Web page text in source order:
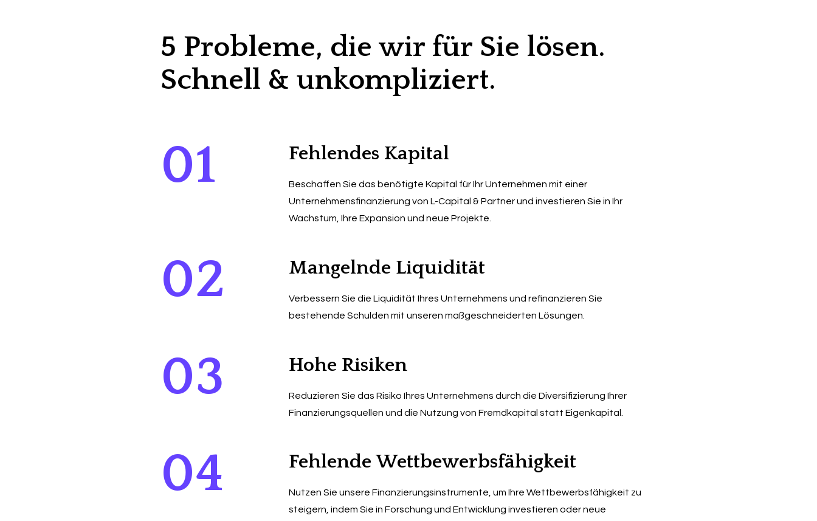
5 Probleme, die wir für Sie lösen.
Schnell & unkompliziert.
01 Fehlendes Kapital
Beschaffen Sie das benötigte Kapital für Ihr Unternehmen mit einer
Unternehmensfinanzierung von L-Capital & Partner und investieren Sie in Ihr
Wachstum, Ihre Expansion und neue Projekte.
02 Mangelnde Liquidität
Verbessern Sie die Liquidität Ihres Unternehmens und refinanzieren Sie
bestehende Schulden mit unseren maßgeschneiderten Lösungen.
03 Hohe Risiken
Reduzieren Sie das Risiko Ihres Unternehmens durch die Diversifizierung Ihrer
Finanzierungsquellen und die Nutzung von Fremdkapital statt Eigenkapital.
04 Fehlende Wettbewerbsfähigkeit
Nutzen Sie unsere Finanzierungsinstrumente, um Ihre Wettbewerbsfähigkeit zu
steigern, indem Sie in Forschung und Entwicklung investieren oder neue